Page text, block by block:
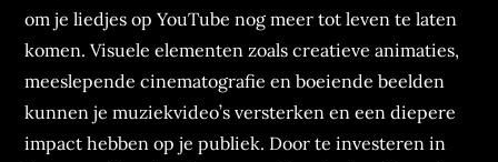
om je liedjes op YouTube nog meer tot leven te laten
komen. Visuele elementen zoals creatieve animaties,
meeslepende cinematografie en boeiende beelden
kunnen je muziekvideo’s versterken en een diepere
impact hebben op je publiek. Door te investeren in